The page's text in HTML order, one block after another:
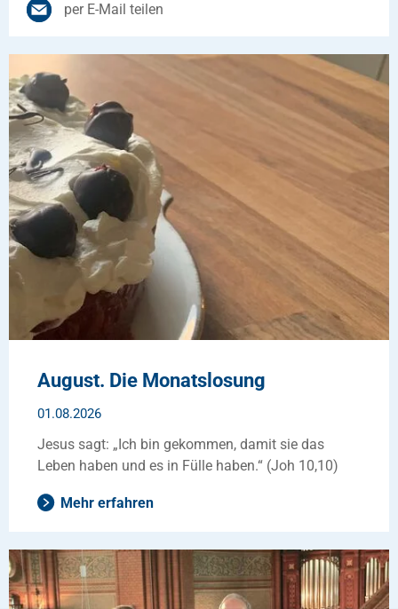
per E-Mail teilen
August. Die Monatslosung
01.08.2026
Jesus sagt: „Ich bin gekommen, damit sie das
Leben haben und es in Fülle haben.“ (Joh 10,10)
Mehr erfahren